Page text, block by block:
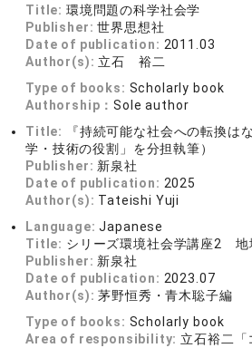
Title: 環境問題の科学社会学
Publisher:世界思想社
Date of publication: 2011.03
Author(s): 立石 裕二
Type of books: Scholarly book
Authorship：Sole author
Title:
『持続可能な社会への転換
学・技術の役割」を分担執筆）
Publisher: 新泉社
Date of publication: 2025
Author(s): Tateishi Yuji
Language:Japanese
Title: シリーズ環境社会学講座2 地
Publisher: 新泉社
Date of publication: 2023.07
Author(s):茅野恒秀・青木聡子編
Type of books: Scholarly book
Area of responsibility: 立石裕二